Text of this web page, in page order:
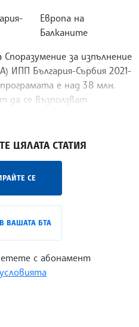
Европа на
Балканите
за изпълнение
ИПП България-Сърбия 2021-
е над 38 млн.
да се възползват
ЦЯЛАТА СТАТИЯ
СЕ
ВАШАТА БТА
с абонамент